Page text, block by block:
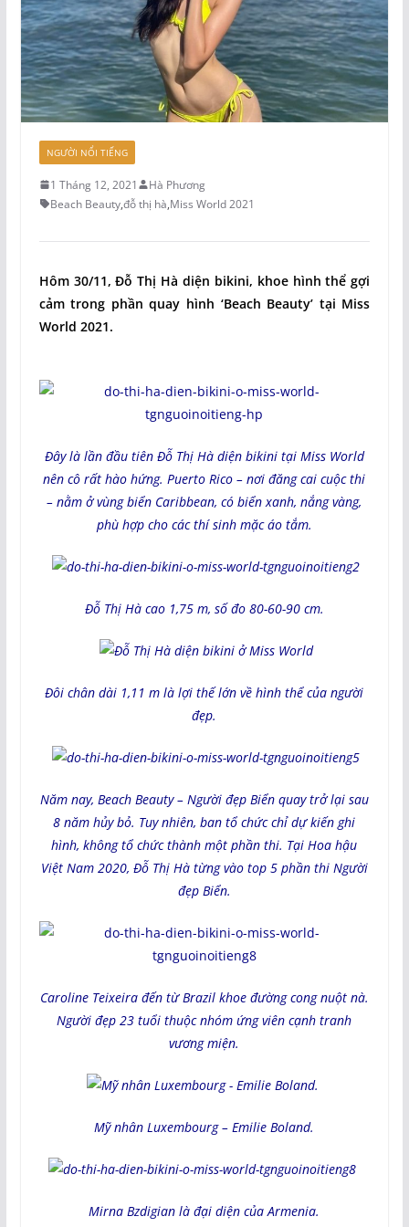
NGƯỜI NỔI TIẾNG
1 Tháng 12, 2021
Hà Phương
Beach Beauty,đỗ thị hà,Miss World 2021
Hôm 30/11, Đỗ Thị Hà diện bikini, khoe hình thể gợi
cảm trong phần quay hình ‘Beach Beauty’ tại Miss
World 2021.
Đây là lần đầu tiên Đỗ Thị Hà diện bikini tại Miss World
nên cô rất hào hứng. Puerto Rico – nơi đăng cai cuộc thi
– nằm ở vùng biển Caribbean, có biển xanh, nắng vàng,
phù hợp cho các thí sinh mặc áo tắm.
Đỗ Thị Hà cao 1,75 m, số đo 80-60-90 cm.
Đôi chân dài 1,11 m là lợi thế lớn về hình thể của người
đẹp.
Năm nay, Beach Beauty – Người đẹp Biển quay trở lại sau
8 năm hủy bỏ. Tuy nhiên, ban tổ chức chỉ dự kiến ghi
hình, không tổ chức thành một phần thi. Tại Hoa hậu
Việt Nam 2020, Đỗ Thị Hà từng vào top 5 phần thi Người
đẹp Biển.
Caroline Teixeira đến từ Brazil khoe đường cong nuột nà.
Người đẹp 23 tuổi thuộc nhóm ứng viên cạnh tranh
vương miện.
Mỹ nhân Luxembourg – Emilie Boland.
Mirna Bzdigian là đại diện của Armenia.